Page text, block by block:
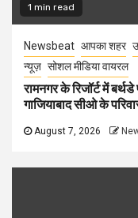
1 min read
Newsbeat आपका शहर
न्यूज़ सोशल मीडिया वायरल
रामनगर के रिजॉर्ट में
गाजियाबाद सीओ के
August 7, 2026